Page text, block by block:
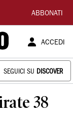
ABBONATI
ACCEDI
SEGUICI SU DISCOVER
38